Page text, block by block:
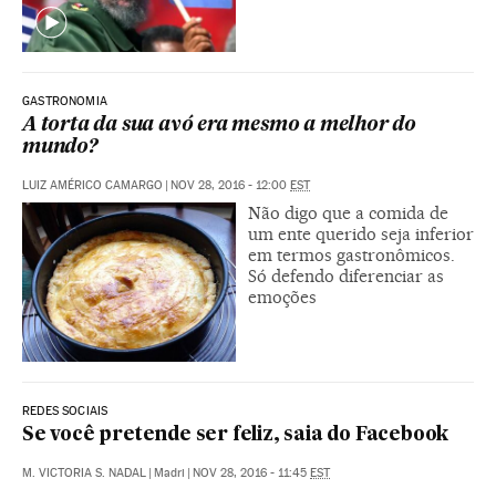
GASTRONOMIA
A torta da sua avó era mesmo a melhor do
mundo?
LUIZ AMÉRICO CAMARGO | NOV 28, 2016 - 12:00 EST
Não digo que a comida de
um ente querido seja inferior
em termos gastronômicos.
Só defendo diferenciar as
emoções
REDES SOCIAIS
Se você pretende ser feliz, saia do Facebook
M. VICTORIA S. NADAL Madri NOV 28, 2016 - 11:45 EST